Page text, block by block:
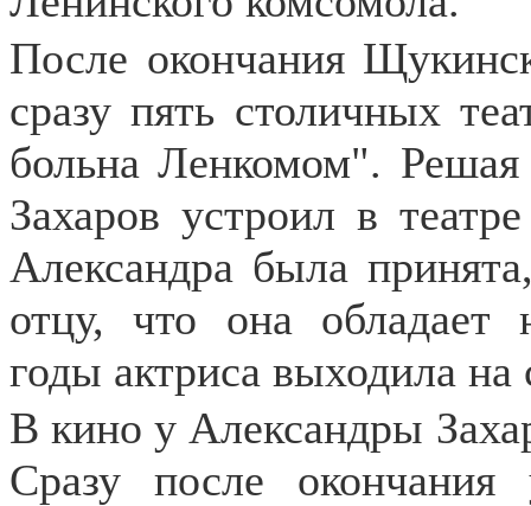
После окончания
сразу пять столичных
больна Ленкомом".
Захаров устроил в
Александра была
отцу, что она обладает
годы актриса выходила на
В кино у Александры
Сразу после